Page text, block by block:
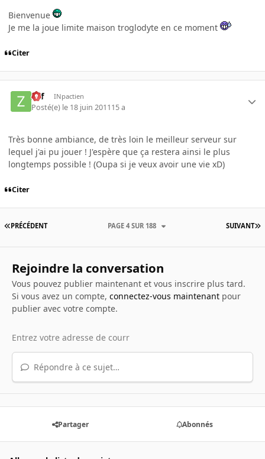
Bienvenue
Je me la joue limite maison troglodyte en ce moment
Citer
Zef INpactien
Posté(e) le 18 juin 201115 a
Très bonne ambiance, de très loin le meilleur serveur sur
lequel j'ai pu jouer ! J'espère que ça restera ainsi le plus
longtemps possible ! (Oupa si je veux avoir une vie xD)
Citer
PRÉCÉDENT SUIVANT
PAGE 4 SUR 188
Rejoindre la conversation
Vous pouvez publier maintenant et vous inscrire plus tard.
Si vous avez un compte, connectez-vous maintenantpour
publier avec votre compte.
Répondre à ce sujet…
Partager Abonnés